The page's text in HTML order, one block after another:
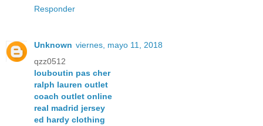
Responder
Unknown viernes, mayo 11, 2018
qzz0512
louboutin pas cher
ralph lauren outlet
coach outlet online
real madrid jersey
ed hardy clothing